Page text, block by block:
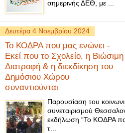
σημερινής ΔΕΘ, με ...
Δευτέρα 4 Νοεμβρίου 2024
Το ΚΟΔΡΑ που μας ενώνει -
Εκεί που το Σχολείο, η Βιώσιμη
Διατροφή & η διεκδίκηση του
Δημόσιου Χώρου
συναντιούνται
Παρουσίαση του
συνεταιρισμού
εκδήλωση “Το ΚΟΔΡΑ
τ...